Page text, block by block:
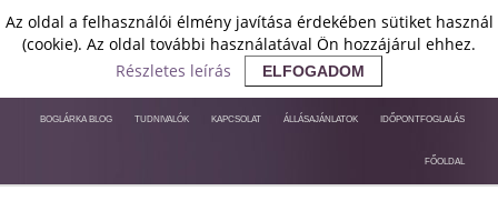
Az oldal a felhasználói élmény javítása érdekében sütiket használ
(cookie). Az oldal további használatával Ön hozzájárul ehhez.
Részletes leírás
ELFOGADOM
IDŐPONTFOGLALÁS
ÁLLÁSAJÁNLATOK
KAPCSOLAT
TUDNIVALÓK
BOGLÁRKA BLOG
FŐOLDAL